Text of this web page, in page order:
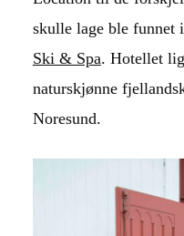
skulle lage ble funnet
Ski & Spa. Hotellet
naturskjønne
Noresund.